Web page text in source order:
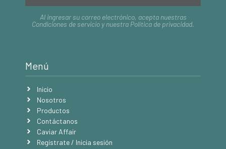
Al ingresar su correo electrónico, acepta nuestras
Condiciones de servicio y nuestra Política de privacidad.
Menú
Inicio
Nosotros
Productos
Contáctanos
Caviar Affair
Regístrate / Inicia sesión